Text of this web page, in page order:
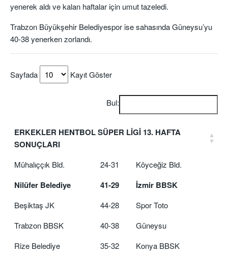
yenerek aldı ve kalan haftalar için umut tazeledi.
Trabzon Büyükşehir Belediyespor ise sahasında Güneysu’yu
40-38 yenerken zorlandı.
Sayfada Kayıt Göster
Bul:
ERKEKLER HENTBOL SÜPER LİGİ 13. HAFTA
SONUÇLARI
Mühalıççık Bld. 24-31 Köyceğiz Bld.
Nilüfer Belediye 41-29 İzmir BBSK
Beşiktaş JK 44-28
Spor Toto
Trabzon BBSK
40-38
Güneysu
Rize Belediye
35-32
Konya BBSK